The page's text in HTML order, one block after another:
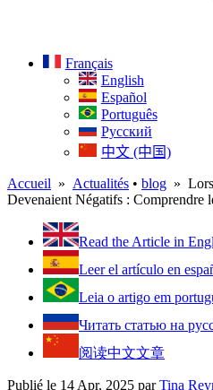
Français
English
Español
Português
Русский
中文 (中国)
Accueil » Actualités • blog »
Devenaient Négatifs : Comprendre
Read the Article in
Leer el artículo en
Leia o artigo em
Читать статью на
阅读中文文章
Publié le 14 Apr, 2025 parTina